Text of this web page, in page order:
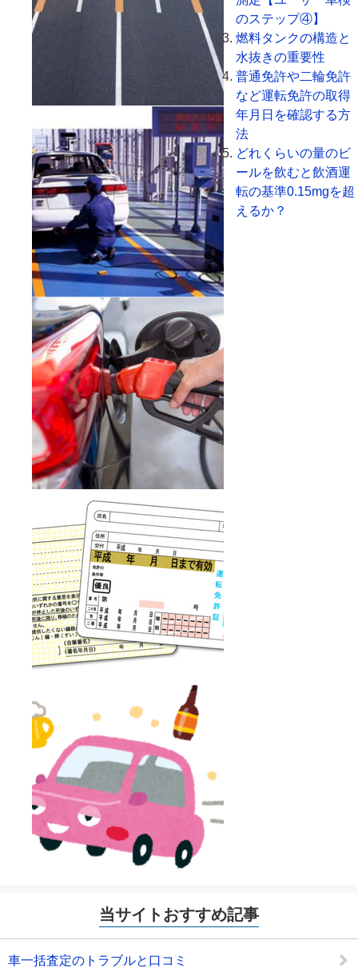
のステップ④】
燃料タンクの構造と
水抜きの重要性
普通免許や二輪免許
など運転免許の取得
年月日を確認する方
法
どれくらいの量のビ
ールを飲むと飲酒運
転の基準0.15mgを超
えるか？
当サイトおすすめ記事
車一括査定のトラブルと口コミ